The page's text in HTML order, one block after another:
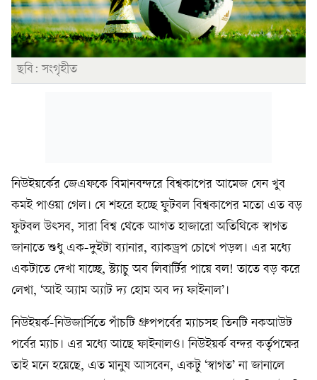
ছবি: সংগৃহীত
নিউইয়র্কের জেএফকে বিমানবন্দরে বিশ্বকাপের আমেজ যেন খুব
কমই পাওয়া গেল। যে শহরে হচ্ছে ফুটবল বিশ্বকাপের মতো এত বড়
ফুটবল উৎসব, সারা বিশ্ব থেকে আগত হাজারো অতিথিকে স্বাগত
জানাতে শুধু এক-দুইটা ব্যানার, ব্যাকড্রপ চোখে পড়ল। এর মধ্যে
একটাতে দেখা যাচ্ছে, স্ট্যাচু অব লিবার্টির পায়ে বল! তাতে বড় করে
লেখা, ‘আই অ্যাম অ্যাট দ্য হোম অব দ্য ফাইনাল’।
নিউইয়র্ক-নিউজার্সিতে পাঁচটি গ্রুপপর্বের ম্যাচসহ তিনটি নকআউট
পর্বের ম্যাচ। এর মধ্যে আছে ফাইনালও। নিউইয়র্ক বন্দর কর্তৃপক্ষের
তাই মনে হয়েছে, এত মানুষ আসবেন, একটু ‘স্বাগত’ না জানালে